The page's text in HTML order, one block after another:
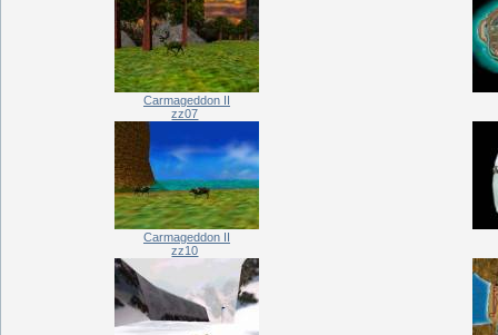
Carmageddon II
zz07
Carmageddon II
zz10